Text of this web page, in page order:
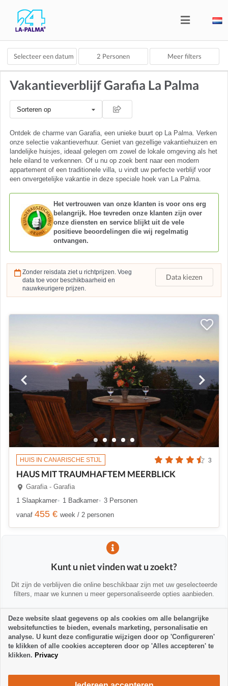
Selecteer een datum 2 Personen Meer filters
Vakantieverblijf Garafia La Palma
Sorteren op
Ontdek de charme van Garafia, een unieke buurt op La Palma. Verken
onze selectie vakantieverhuur. Geniet van gezellige vakantiehuizen en
landelijke huisjes, ideaal gelegen om zowel de lokale omgeving als het
hele eiland te verkennen. Of u nu op zoek bent naar een modern
appartement of een traditionele villa, u vindt uw perfecte verblijf voor
een onvergetelijke vakantie in deze speciale hoek van La Palma.
Het vertrouwen van onze klanten is voor ons erg
belangrijk. Hoe tevreden onze klanten zijn over
onze diensten en service blijkt uit de vele
positieve beoordelingen die wij regelmatig
ontvangen.
Zonder reisdata ziet u richtprijzen. Voeg
data toe voor beschikbaarheid en
nauwkeurigere prijzen.
Data kiezen
HUIS IN CANARISCHE STIJL 3
HAUS MIT TRAUMHAFTEM MEERBLICK
Garafia - Garafia
1 Slaapkamer
1 Badkamer
3 Personen
vanaf 455 € week / 2 personen
Kunt u niet vinden wat u zoekt?
Dit zijn de verblijven die online beschikbaar zijn met uw geselecteerde
filters, maar we kunnen u meer gepersonaliseerde opties aanbieden.
💡 We helpen u persoonlijk
Neem contact met ons op om u te helpen alternatieven te vinden of u
te adviseren:
Deze website slaat gegevens op als cookies om alle belangrijke
websitefuncties te bieden, evenals marketing, personalisatie en
analyse. U kunt deze configuratie wijzigen door op 'Configureren'
te klikken of alle cookies accepteren door op 'Alles accepteren' te
klikken. Privacy